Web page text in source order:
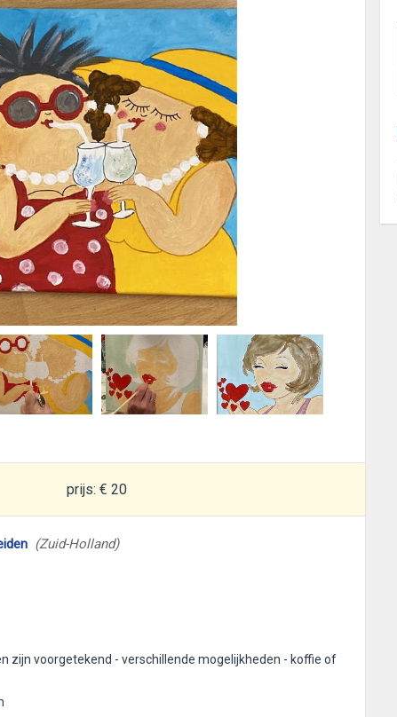
prijs: € 20
(Zuid-Holland)
zijn voorgetekend - verschillende mogelijkheden - koffie of